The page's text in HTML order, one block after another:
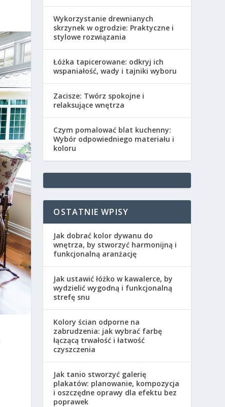
Wykorzystanie drewnianych
skrzynek w ogrodzie: Praktyczne i
stylowe rozwiązania
Łóżka tapicerowane: odkryj ich
wspaniałość, wady i tajniki wyboru
Zacisze: Twórz spokojne i
relaksujące wnętrza
Czym pomalować blat kuchenny:
Wybór odpowiedniego materiału i
koloru
OSTATNIE WPISY
Jak dobrać kolor dywanu do
wnętrza, by stworzyć harmonijną i
funkcjonalną aranżację
Jak ustawić łóżko w kawalerce, by
wydzielić wygodną i funkcjonalną
strefę snu
Kolory ścian odporne na
zabrudzenia: jak wybrać farbę
łączącą trwałość i łatwość
czyszczenia
Jak tanio stworzyć galerię
plakatów: planowanie, kompozycja
i oszczędne oprawy dla efektu bez
poprawek